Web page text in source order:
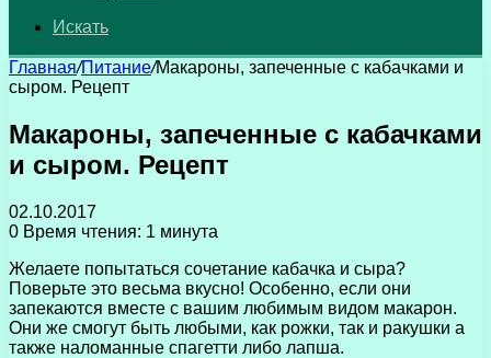
Искать
Главная/Питание/Макароны, запеченные с кабачками и
сыром. Рецепт
Макароны, запеченные с кабачками
и сыром. Рецепт
02.10.2017
0 Время чтения: 1 минута
Желаете попытаться сочетание кабачка и сыра?
Поверьте это весьма вкусно! Особенно, если они
запекаются вместе с вашим любимым видом макарон.
Они же смогут быть любыми, как рожки, так и ракушки а
также наломанные спагетти либо лапша.